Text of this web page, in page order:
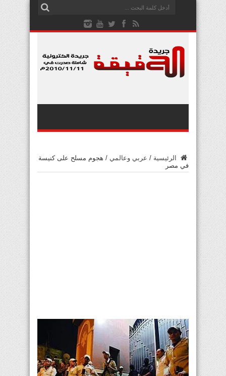
الرئيسية / عربي وعالمي / هجوم مسلح على كنيسة
في مصر